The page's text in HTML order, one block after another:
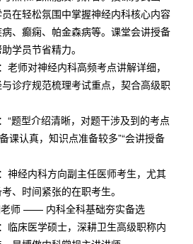
在轻松氛围中掌握神经内科核心内容
、癫痫、帕金森病等。课堂会讲授备
学员节省精力。
老师对神经内科高频考点讲解详细，
诊疗规范梳理考试重点，契合高级职
“题型介绍清晰，对题干涉及到的考点
课认真，知识点准备较多”“会讲授备
神经内科方向副主任医师考生，尤其
、时间紧张的在职考生。
师 —— 内科全科基础夯实备选
临床医学硕士，深耕卫生高级职称内